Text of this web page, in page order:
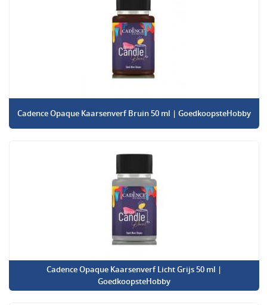
Cadence Opaque Kaarsenverf Bruin 50 ml | GoedkoopsteHobby
Cadence Opaque Kaarsenverf Licht Grijs 50 ml |
GoedkoopsteHobby